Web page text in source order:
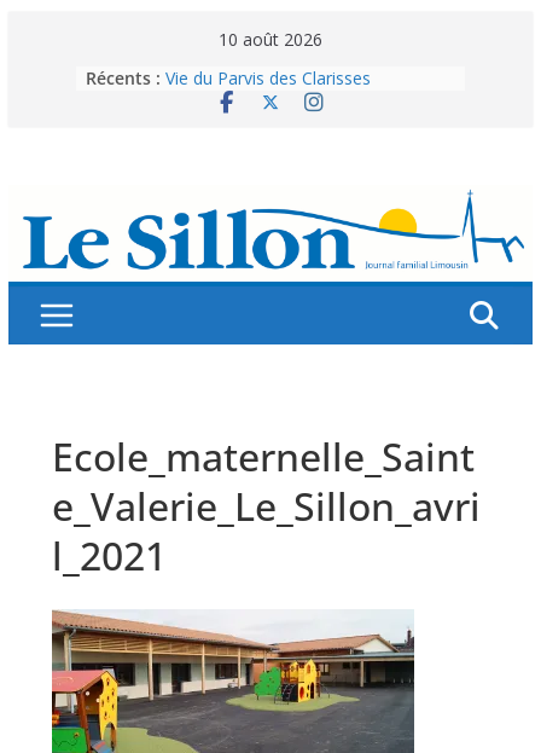
10 août 2026
Récents : Vie du Parvis des Clarisses
La brochure « Des vacances
Splendeurs murales de nos églises
Abonnez-vous ! Réabonnez-vous !
Ecole_maternelle_Saint
e_Valerie_Le_Sillon_avri
l_2021